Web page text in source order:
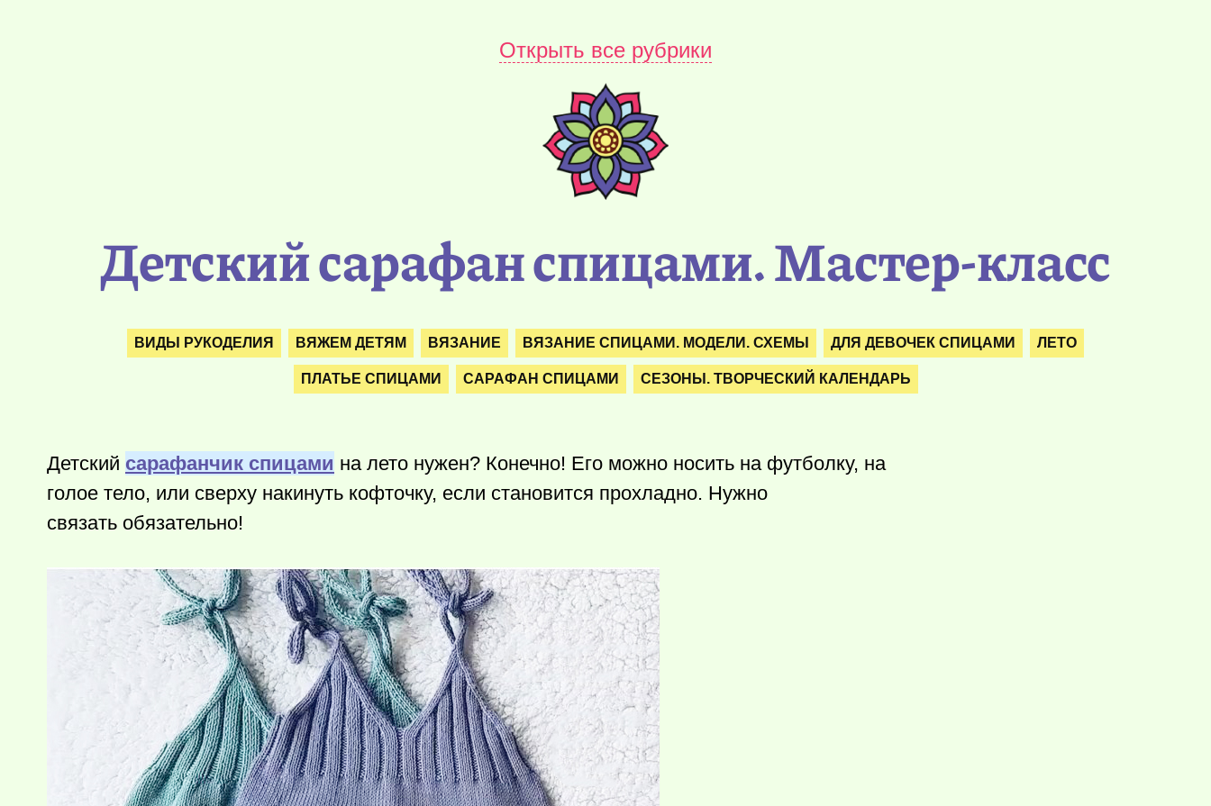
Открыть все рубрики
Детский сарафан спицами. Мастер-класс
ВИДЫ РУКОДЕЛИЯ ВЯЖЕМ ДЕТЯМ ВЯЗАНИЕ ВЯЗАНИЕ СПИЦАМИ. МОДЕЛИ. СХЕМЫ ДЛЯ ДЕВОЧЕК СПИЦАМИ ЛЕТО
ПЛАТЬЕ СПИЦАМИ САРАФАН СПИЦАМИ СЕЗОНЫ. ТВОРЧЕСКИЙ КАЛЕНДАРЬ
Детский сарафанчик спицами на лето нужен? Конечно! Его можно носить на футболку, на
голое тело, или сверху накинуть кофточку, если становится прохладно. Нужно
связать обязательно!